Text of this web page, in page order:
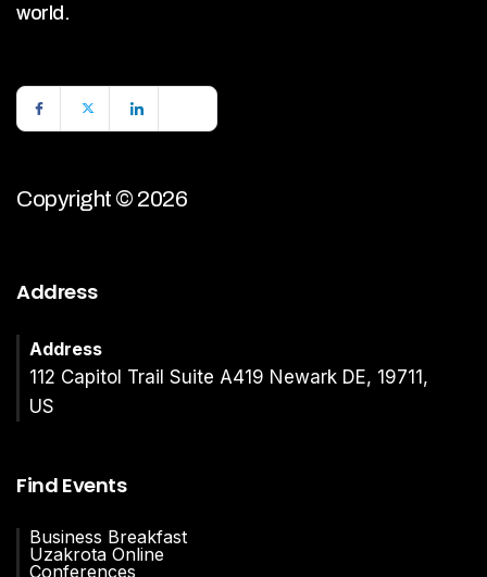
world.
Copyright © 2026
Address
Address
112 Capitol Trail Suite A419 Newark DE, 19711,
US
Find Events
Business Breakfast
Uzakrota Online
Conferences